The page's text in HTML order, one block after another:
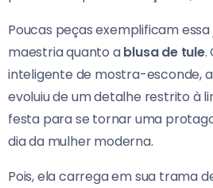
Poucas peças exemplificam
maestria quanto ablusa de tule.
inteligente de mostra-esconde,
evoluiu de um detalhe restrito à
festa para se tornar uma
dia da mulher moderna.
Pois, ela carrega em sua trama